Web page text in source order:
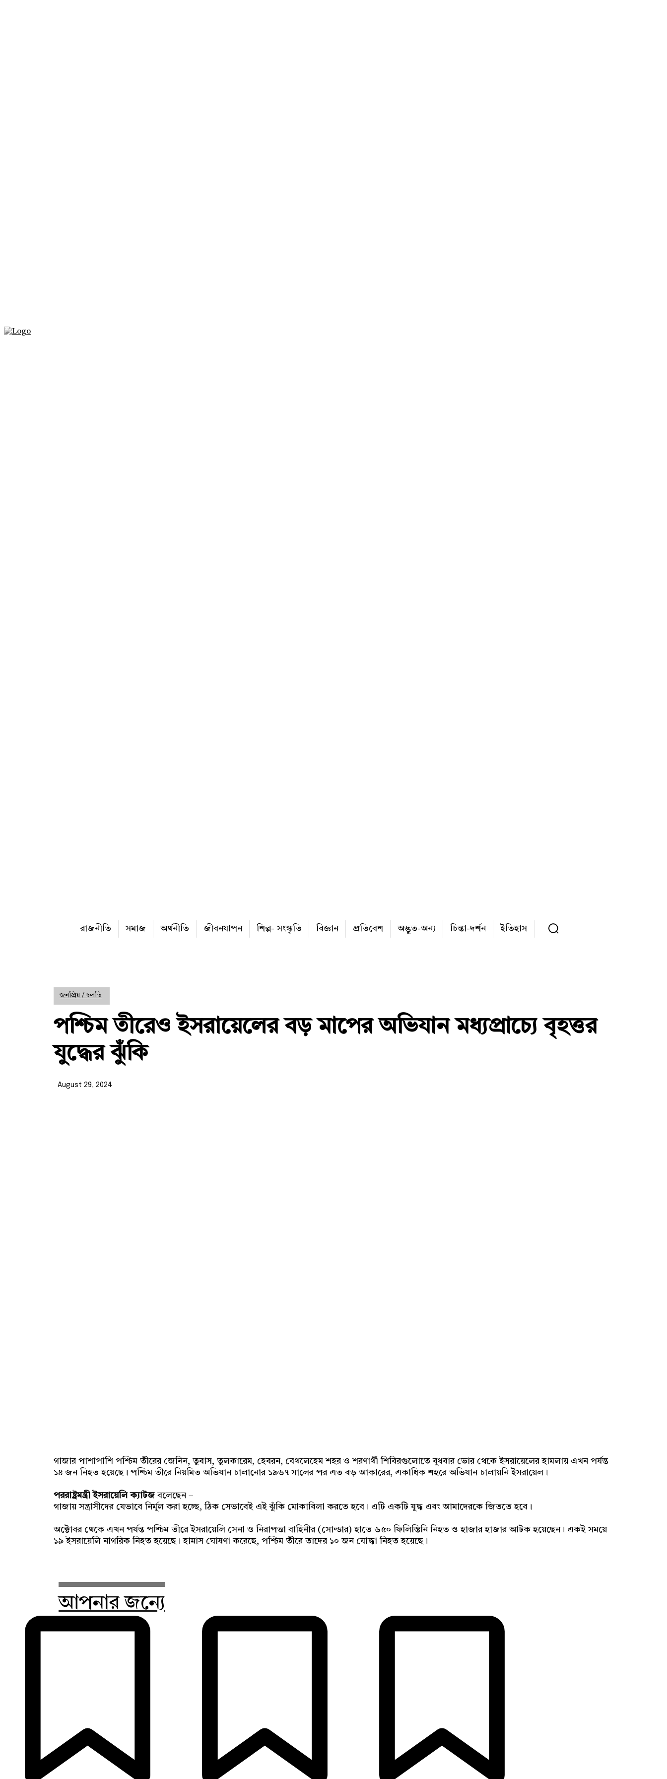
রাজনীতি সমাজ অর্থনীতি জীবনযাপন শিল্প- সংস্কৃতি বিজ্ঞান প্রতিবেশ অদ্ভুত-অন্য চিন্তা-দর্শন ইতিহাস
জনপ্রিয় / চলতি
পশ্চিম তীরেও ইসরায়েলের বড় মাপের অভিযান মধ্যপ্রাচ্যে বৃহত্তর
যুদ্ধের ঝুঁকি
August 29, 2024
গাজার পাশাপাশি পশ্চিম তীরের জেনিন, তুবাস, তুলকারেম, হেবরন, বেথলেহেম শহর ও শরণার্থী শিবিরগুলোতে বুধবার ভোর থেকে ইসরায়েলের হামলায় এখন পর্যন্ত
১৪ জন নিহত হয়েছে। পশ্চিম তীরে নিয়মিত অভিযান চালানোর ১৯৬৭ সালের পর এত বড় আকারের, একাধিক শহরে অভিযান চালায়নি ইসরায়েল।
পররাষ্ট্রমন্ত্রী ইসরায়েলি ক্যাটজবলেছেন –
গাজায় সন্ত্রাসীদের যেভাবে নির্মূল করা হচ্ছে, ঠিক সেভাবেই এই ঝুঁকি মোকাবিলা করতে হবে। এটি একটি যুদ্ধ এবং আমাদেরকে জিততে হবে।
অক্টোবর থেকে এখন পর্যন্ত পশ্চিম তীরে ইসরায়েলি সেনা ও নিরাপত্তা বাহিনীর (সোল্ডার) হাতে ৬৫০ ফিলিস্তিনি নিহত ও হাজার হাজার আটক হয়েছেন। একই সময়ে
১৯ ইসরায়েলি নাগরিক নিহত হয়েছে। হামাস ঘোষণা করেছে, পশ্চিম তীরে তাদের ১০ জন যোদ্ধা নিহত হয়েছে।
আপনার জন্যে